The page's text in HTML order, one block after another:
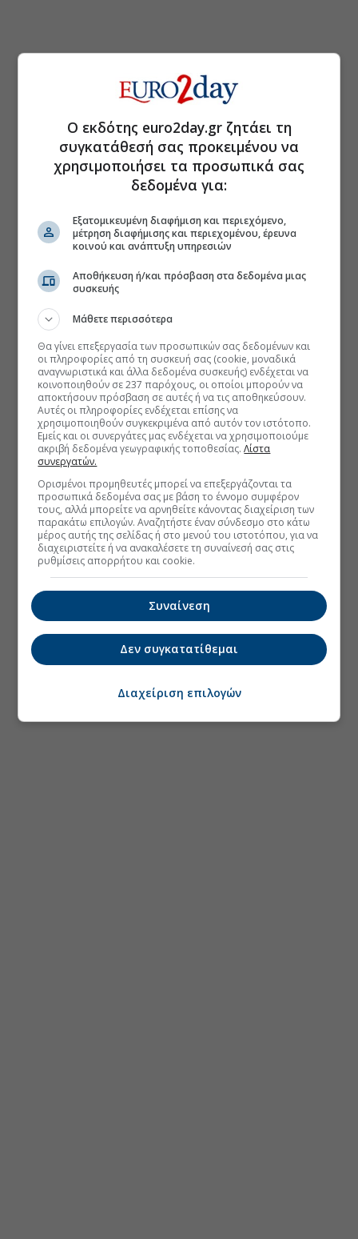
Ο εκδότης euro2day.gr ζητάει τη
συγκατάθεσή σας προκειμένου να
χρησιμοποιήσει τα προσωπικά σας
δεδομένα για:
Εξατομικευμένη διαφήμιση και περιεχόμενο,
μέτρηση διαφήμισης και περιεχομένου, έρευνα
κοινού και ανάπτυξη υπηρεσιών
Αποθήκευση ή/και πρόσβαση στα δεδομένα μιας
συσκευής
Μάθετε περισσότερα
Θα γίνει επεξεργασία των προσωπικών σας δεδομένων και
οι πληροφορίες από τη συσκευή σας (cookie, μοναδικά
αναγνωριστικά και άλλα δεδομένα συσκευής) ενδέχεται να
κοινοποιηθούν σε 237 παρόχους, οι οποίοι μπορούν να
αποκτήσουν πρόσβαση σε αυτές ή να τις αποθηκεύσουν.
Αυτές οι πληροφορίες ενδέχεται επίσης να
χρησιμοποιηθούν συγκεκριμένα από αυτόν τον ιστότοπο.
Εμείς και οι συνεργάτες μας ενδέχεται να χρησιμοποιούμε
ακριβή δεδομένα γεωγραφικής τοποθεσίας.Λίστα
συνεργατών.
Ορισμένοι προμηθευτές μπορεί να επεξεργάζονται τα
προσωπικά δεδομένα σας με βάση το έννομο συμφέρον
τους, αλλά μπορείτε να αρνηθείτε κάνοντας διαχείριση των
παρακάτω επιλογών. Αναζητήστε έναν σύνδεσμο στο κάτω
μέρος αυτής της σελίδας ή στο μενού του ιστοτόπου, για να
διαχειριστείτε ή να ανακαλέσετε τη συναίνεσή σας στις
ρυθμίσεις απορρήτου και cookie.
Συναίνεση
Δεν συγκατατίθεμαι
Διαχείριση επιλογών